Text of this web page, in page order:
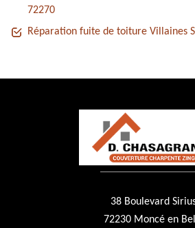
72270
Réparation fuite de toiture Villaines
38 Boulevard
72230 Moncé en